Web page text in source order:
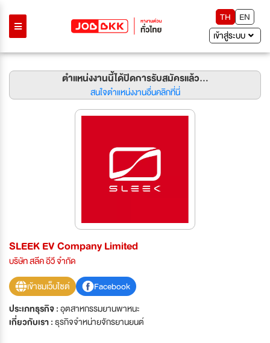
TH
EN
เข้าสู่ระบบ
ตำแหน่งงานนี้ได้ปิดการรับสมัครแล้ว...
สนใจตำแหน่งงานอื่นคลิกที่นี่
SLEEK EV Company Limited
บริษัท สลีค อีวี จำกัด
เข้าชมเว็บไซต์
Facebook
ประเภทธุรกิจ :อุตสาหกรรมยานพาหนะ
เกี่ยวกับเรา :ธุรกิจจำหน่ายจักรยานยนต์